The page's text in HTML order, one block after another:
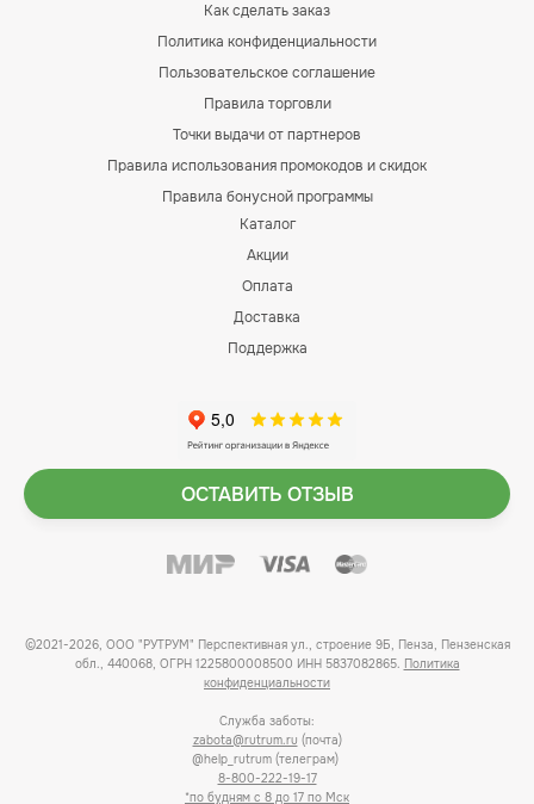
Как сделать заказ
Политика конфиденциальности
Пользовательское соглашение
Правила торговли
Точки выдачи от партнеров
Правила использования промокодов и скидок
Правила бонусной программы
Каталог
Акции
Оплата
Доставка
Поддержка
ОСТАВИТЬ ОТЗЫВ
©2021-2026, ООО "РУТРУМ" Перспективная ул., строение 9Б, Пенза, Пензенская
обл., 440068, ОГРН 1225800008500 ИНН 5837082865. Политика
конфиденциальности
Служба заботы:
zabota@rutrum.ru (почта)
@help_rutrum (телеграм)
8-800-222-19-17
*по будням с 8 до 17 по Мск